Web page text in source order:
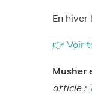
En
👉 Voir
Musher
article :